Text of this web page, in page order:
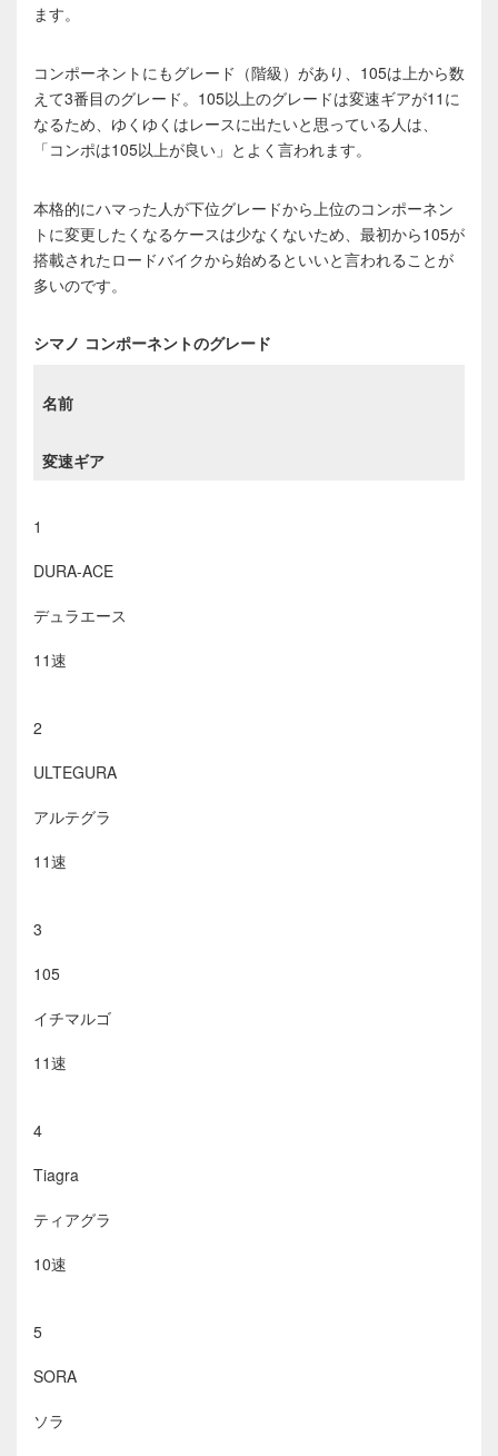
ます。
コンポーネントにもグレード（階級）があり、105は上から数
えて3番目のグレード。105以上のグレードは変速ギアが11に
なるため、ゆくゆくはレースに出たいと思っている人は、
「コンポは105以上が良い」とよく言われます。
本格的にハマった人が下位グレードから上位のコンポーネン
トに変更したくなるケースは少なくないため、最初から105が
搭載されたロードバイクから始めるといいと言われることが
多いのです。
シマノ コンポーネントのグレード
名前
変速ギア
1
DURA-ACE
デュラエース
11速
2
ULTEGURA
アルテグラ
11速
3
105
イチマルゴ
11速
4
Tiagra
ティアグラ
10速
5
SORA
ソラ